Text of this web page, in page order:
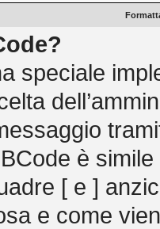
speciale
è
[ e ]
e come